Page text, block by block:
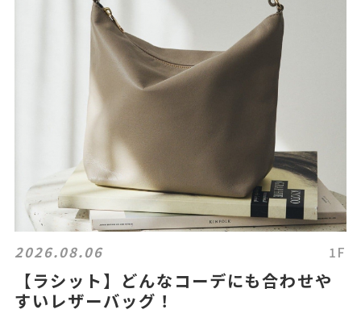
2026.08.06 1F
【ラシット】どんなコーデにも合わせや
すいレザーバッグ！